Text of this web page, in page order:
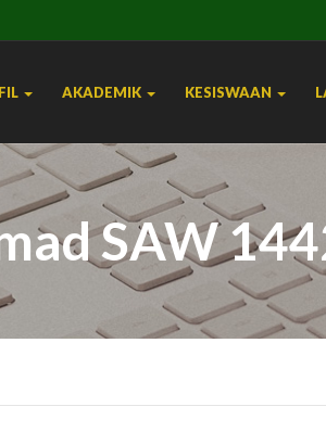
AKADEMIK KESISWAAN
SAW